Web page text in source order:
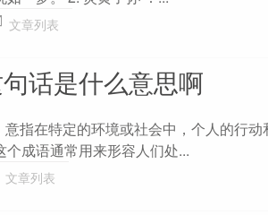
文章列表
话是什么意思啊
指在特定的环境或社会中，个人的行
成语通常用来形容人们处...
文章列表